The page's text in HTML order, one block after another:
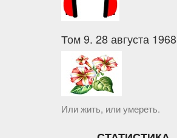
Том 9. 28 августа 1968
Или жить, или умереть.